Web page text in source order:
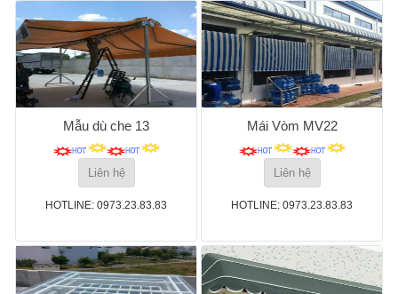
Mẫu dù che 13
Liên hệ
HOTLINE: 0973.23.83.83
Mái Vòm MV22
Liên hệ
HOTLINE: 0973.23.83.83